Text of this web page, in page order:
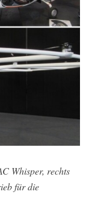
Whisper, rechts
für die